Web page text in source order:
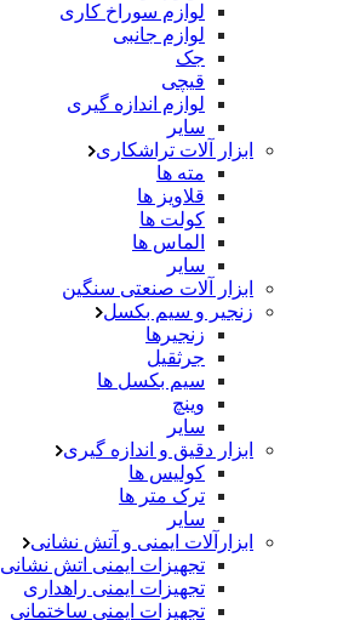
لوازم سوراخ کاری
لوازم جانبی
جک
قیچی
لوازم اندازه گیری
سایر
ابزار آلات تراشکاری
مته ها
قلاویز ها
کولت ها
الماس ها
سایر
ابزار آلات صنعتی سنگین
زنجیر و سیم بکسل
زنجیرها
جرثقیل
سیم بکسل ها
وینچ
سایر
ابزار دقیق و اندازه گیری
کولیس ها
ترک متر ها
سایر
ابزارآلات ایمنی و آتش نشانی
تجهیزات ایمنی اتش نشانی
تجهیزات ایمنی راهداری
تجهیزات ایمنی ساختمانی